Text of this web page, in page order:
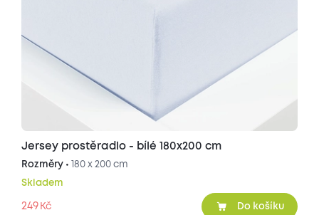
Jersey prostěradlo - bílé 180x200 cm
Rozměry • 180 x 200 cm
Skladem
249 Kč Do košíku